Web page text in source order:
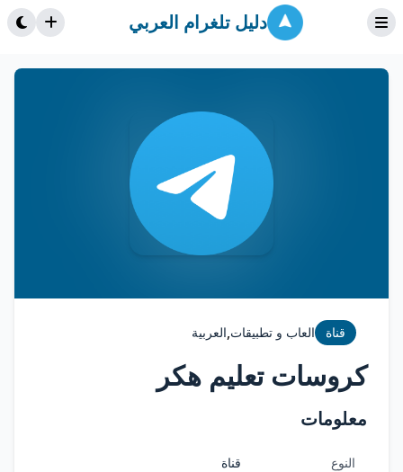
دليل تلغرام العربي
قناة العاب و تطبيقات,العربية
كروسات تعليم هكر
معلومات
النوع
قناة